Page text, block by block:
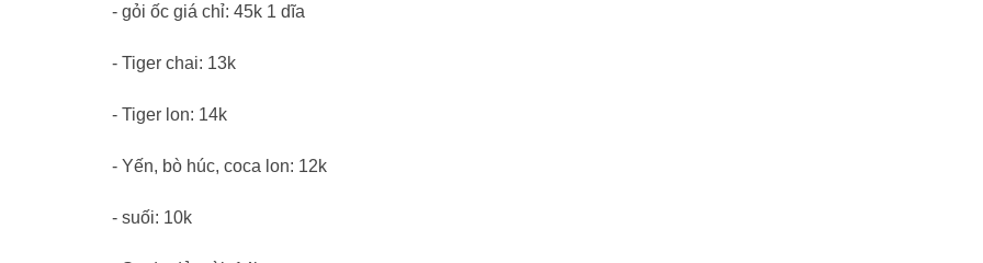
- gỏi ốc giá chỉ: 45k 1 dĩa
- Tiger chai: 13k
- Tiger lon: 14k
- Yến, bò húc, coca lon: 12k
- suối: 10k